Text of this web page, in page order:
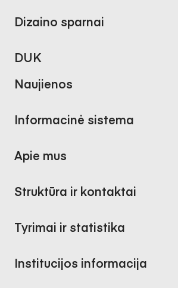
Dizaino sparnai
DUK
Naujienos
Informacinė sistema
Apie mus
Struktūra ir kontaktai
Tyrimai ir statistika
Institucijos informacija